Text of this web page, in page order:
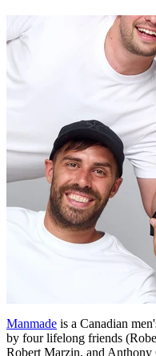
Manmade is a Canadian
by four lifelong friends
Robert Marzin, and